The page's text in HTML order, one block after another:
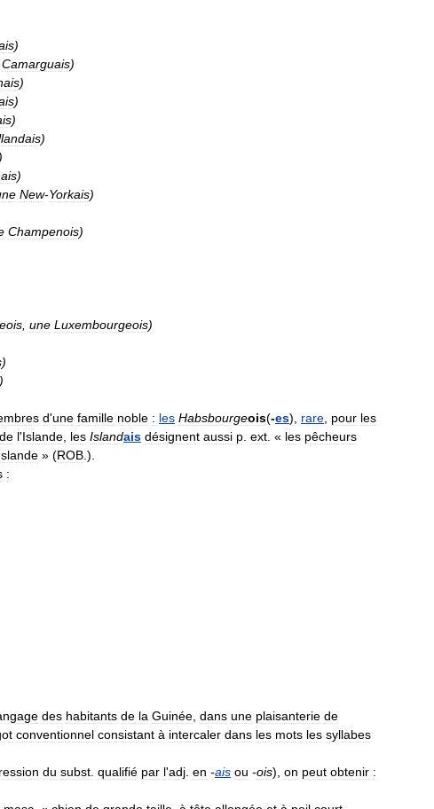
)
Camarguais)
)
)
)
)
)
)
New-Yorkais)
Champenois)
une Luxembourgeois)
)
)
d'une famille noble : les Habsbourgeois(-es), rare pour les
de l'Islande les Islandais désignent aussi p ext . « les pêcheurs
» (ROB .).
:
des habitants de la Guinée dans une plaisanterie de
conventionnel consistant à intercaler dans les mots les syllabes
du subst qualifié par l'adj en -ais ou -ois), on peut obtenir :